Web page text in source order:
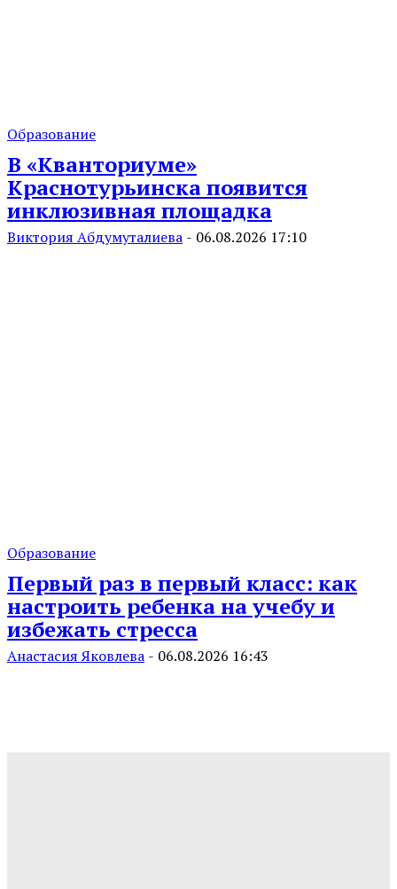
Образование
В «Кванториуме»
Краснотурьинска появится
инклюзивная площадка
Виктория Абдумуталиева - 06.08.2026 17:10
Образование
Первый раз в первый класс: как
настроить ребенка на учебу и
избежать стресса
Анастасия Яковлева - 06.08.2026 16:43